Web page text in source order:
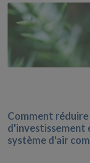
Comment
d'investissement
système d'air